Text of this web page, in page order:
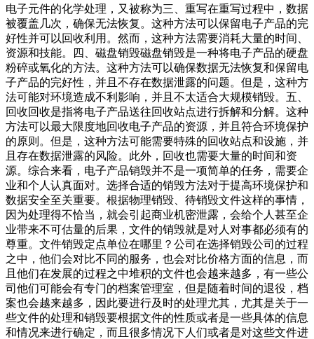
电子元件的化学处理，又被称为三、重写在重写过程中，数据
被覆盖几次，确保无法恢复。这种方法可以保留电子产品的完
好性并可以回收利用。然而，这种方法需要消耗大量的时间、
资源和技能。四、磁盘销毁磁盘销毁是一种将电子产品的硬盘
粉碎或氧化的方法。这种方法可以确保数据无法恢复和保留电
子产品的完好性，并且不存在数据泄露的问题。但是，这种方
法可能对环境造成不利影响，并且不太适合大规模销毁。五、
回收回收是指将电子产品送往回收站点进行拆解和分解。这种
方法可以最大限度地回收电子产品的资源，并且符合环境保护
的原则。但是，这种方法可能需要特殊的回收站点和设施，并
且存在数据泄露的风险。此外，回收也需要大量的时间和资
源。综合来看，电子产品销毁并不是一项简单的任务，需要企
业和个人认真面对。选择合适的销毁方法对于提高环境保护和
数据安全至关重要。根据物理销毁、待销毁文件这样的事情，
因为处理得不恰当，就会引起商业机密泄露，会给个人甚至企
业带来不可估量的后果，文件的销毁就是对人对事都必须有的
尊重。文件销毁定点单位在哪里？公司在选择销毁公司的过程
之中，他们会对比不同的服务，也会对比价格方面的信息，而
且他们在发展的过程之中堆积的文件也会越来越多，有一些公
司他们可能会有专门的档案管理室，但是随着时间的退役，档
案也会越来越多，因此要进行及时的处理尤其，尤其是关于一
些文件的处理和销毁要根据文件的性质或者是一些具体的信息
和情况来进行确定，而且很多情况下人们或者是对这些文件进